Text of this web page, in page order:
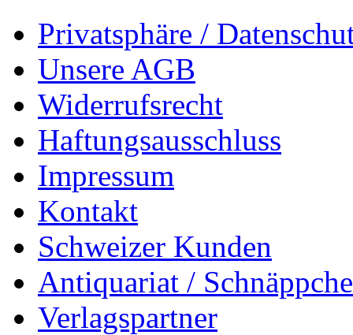
Privatsphäre /
Unsere AGB
Widerrufsrecht
Haftungsausschluss
Impressum
Kontakt
Schweizer Kunden
Antiquariat /
Verlagspartner